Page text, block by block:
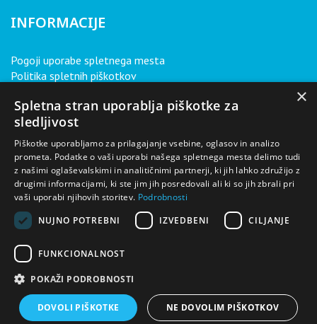
INFORMACIJE
Pogoji uporabe spletnega mesta
Politika spletnih piškotkov
O NAS
Avtohiša Real je največji pooblaščeni prodajalec vozil Renault
in Dacia v Sloveniji. S svojimi številnimi dejavnostmi, ki so v
tesni povezavi z avtomobilizmom, pa smo tudi podjetje z
najbolj celovito ponudbo v tej dejavnosti.
Copyright 2026 AVTOHIŠA REAL, d.o.o.
×
Spletna stran uporablja piškotke za
sledljivost
Piškotke uporabljamo za prilagajanje vsebine, oglasov in analizo
prometa. Podatke o vaši uporabi našega spletnega mesta delimo tudi
z našimi oglaševalskimi in analitičnimi partnerji, ki jih lahko združijo z
drugimi informacijami, ki ste jim jih posredovali ali ki so jih zbrali pri
vaši uporabi njihovih storitev. Podrobnosti
NUJNO POTREBNI
IZVEDBENI CILJANJE
FUNKCIONALNOST
POKAŽI PODROBNOSTI
DOVOLI PIŠKOTKE NE DOVOLIM PIŠKOTKOV